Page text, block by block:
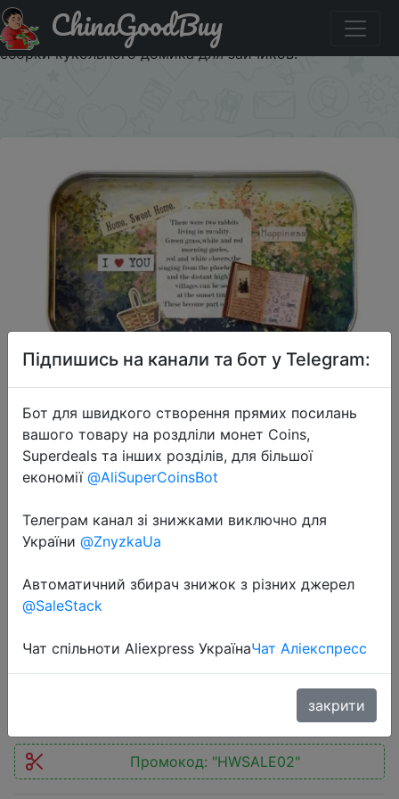
Купити по знижці HWSALE02 Cuteroom DIY Theatre
Dollhouse Miniature Tin Box Decor Gift - Набор для
сборки кукольного домика для зайчиков.
ChinaGoodBuy
2018-11-23
Cuteroom DIY Theatre Dollhouse
Miniature Tin Box Decor Gift -
Набор для сборки кукольного
Промокод: "HWSALE02"
Підпишись на канали та бот у Telegram:
Бот для швидкого створення прямих посилань
вашого товару на роздліли монет Coins,
Superdeals та інших розділів, для більшої
економії @AliSuperCoinsBot
Телеграм канал зі знижками виключно для
України @ZnyzkaUa
Автоматичний збирач знижок з різних джерел
@SaleStack
Чат спільноти Aliexpress УкраїнаЧат Аліекспресс
закрити